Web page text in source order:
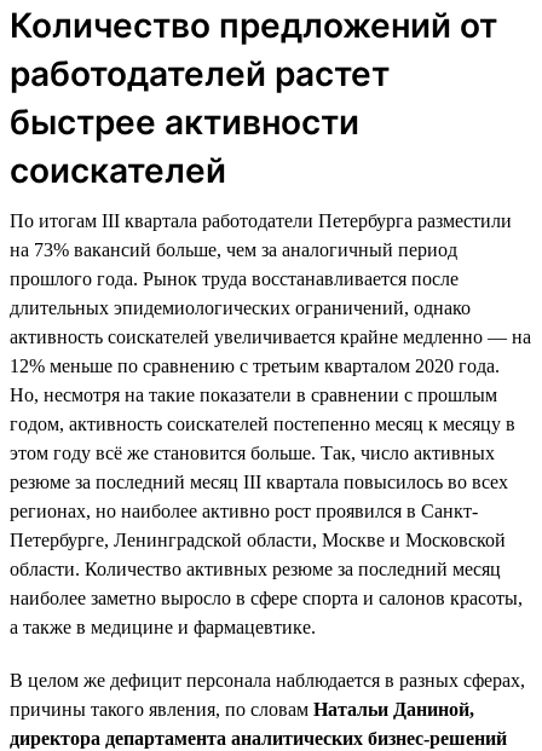
Количество предложений от
работодателей растет
быстрее активности
соискателей
По итогам III квартала работодатели Петербурга разместили
на 73% вакансий больше, чем за аналогичный период
прошлого года. Рынок труда восстанавливается после
длительных эпидемиологических ограничений, однако
активность соискателей увеличивается крайне медленно — на
12% меньше по сравнению с третьим кварталом 2020 года.
Но, несмотря на такие показатели в сравнении с прошлым
годом, активность соискателей постепенно месяц к месяцу в
этом году всё же становится больше. Так, число активных
резюме за последний месяц III квартала повысилось во всех
регионах, но наиболее активно рост проявился в Санкт-
Петербурге, Ленинградской области, Москве и Московской
области. Количество активных резюме за последний месяц
наиболее заметно выросло в сфере спорта и салонов красоты,
а также в медицине и фармацевтике.
В целом же дефицит персонала наблюдается в разных сферах,
причины такого явления, по словам Натальи Даниной,
директора департамента аналитических бизнес-решений